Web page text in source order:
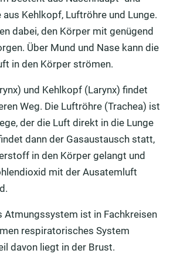
Kehlkopf, Luftröhre und Lunge.
dabei, den Körper mit genügend
Über Mund und Nase kann die
in den Körper strömen.
und Kehlkopf (Larynx) findet
Weg. Die Luftröhre (Trachea) ist
der die Luft direkt in die Lunge
dann der Gasaustausch statt,
in den Körper gelangt und
mit der Ausatemluft
Atmungssystem ist in Fachkreisen
respiratorisches System
davon liegt in der Brust.